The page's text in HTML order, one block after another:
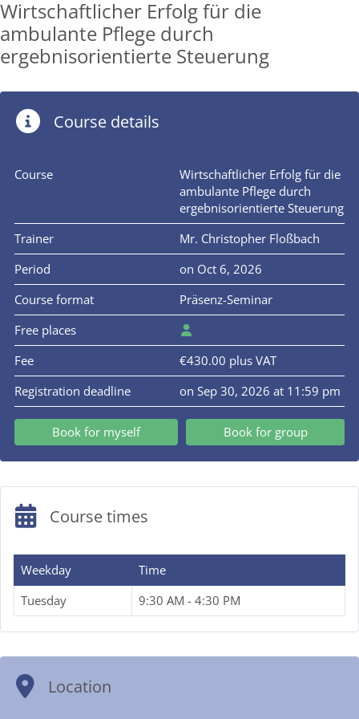
Wirtschaftlicher Erfolg für die
ambulante Pflege durch
ergebnisorientierte Steuerung
Course details
Course
Wirtschaftlicher Erfolg für die
ambulante Pflege durch
ergebnisorientierte Steuerung
Trainer
Mr. Christopher Floßbach
Period
on Oct 6, 2026
Course format
Präsenz-Seminar
Free places
Fee
€430.00 plus VAT
Registration deadline
on Sep 30, 2026 at 11:59 pm
Book for myself Book for group
Course times
Weekday
Time
Tuesday
9:30 AM - 4:30 PM
Location